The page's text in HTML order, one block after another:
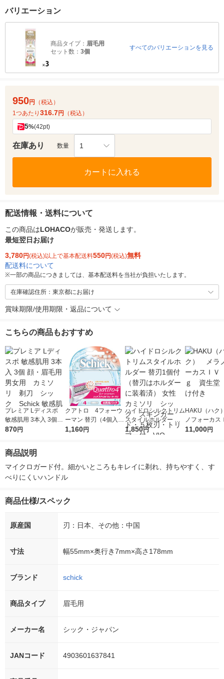
バリエーション
商品タイプ： 眉毛用
セット数： 3個
すべてのバリエーションを見る
950円
（税込）
1つあたり 316.7円 （税込）
5%(42pt)
在庫あり 数量 1
カートに入れる
配送情報・送料について
この商品はLOHACOが販売・発送します。
最短翌日お届け
3,780円(税込)以上で基本配送料550円(税込)無料
配送料について
※一部の商品につきましては、基本配送料を当社が負担いたします。
在庫確認住所：東京都にお届け
賞味期限/使用期限・返品について
こちらの商品もおすすめ
プレミア Lディスポ
敏感肌用 3本入 3個
顔・眉毛用 男女用
870円
クアトロ 4フォーウ
ーマン 替刃（4個入）
女性用 カミソリ 剃
1,160円
ハイドロシルクトリム
スタイルホルダー 替
刃1個付（替刃はホル
枚刃・トリマー付・VI
1,850円
HAKU（ハ
ノフォーカ
5ｇ 資生堂
11,000円
商品説明
マイクロガード付。細かいところもキレイに剃れ、持ちやすく、す
べりにくいハンドル
商品仕様/スペック
原産国 刃：日本、その他：中国
寸法 幅55mm×奥行き7mm×高さ178mm
ブランド schick
商品タイプ 眉毛用
メーカー名 シック・ジャパン
JANコード 4903601637841